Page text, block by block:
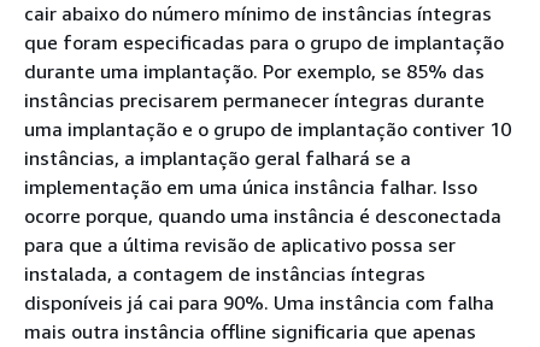
cair abaixo do número mínimo de instâncias íntegras
que foram especificadas para o grupo de implantação
durante uma implantação. Por exemplo, se 85% das
instâncias precisarem permanecer íntegras durante
uma implantação e o grupo de implantação contiver 10
instâncias, a implantação geral falhará se a
implementação em uma única instância falhar. Isso
ocorre porque, quando uma instância é desconectada
para que a última revisão de aplicativo possa ser
instalada, a contagem de instâncias íntegras
disponíveis já cai para 90%. Uma instância com falha
mais outra instância offline significaria que apenas